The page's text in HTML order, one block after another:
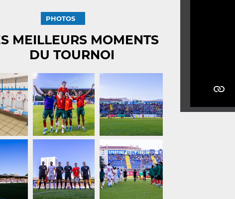
PHOTOS
MEILLEURS MOMENTS
DU TOURNOI